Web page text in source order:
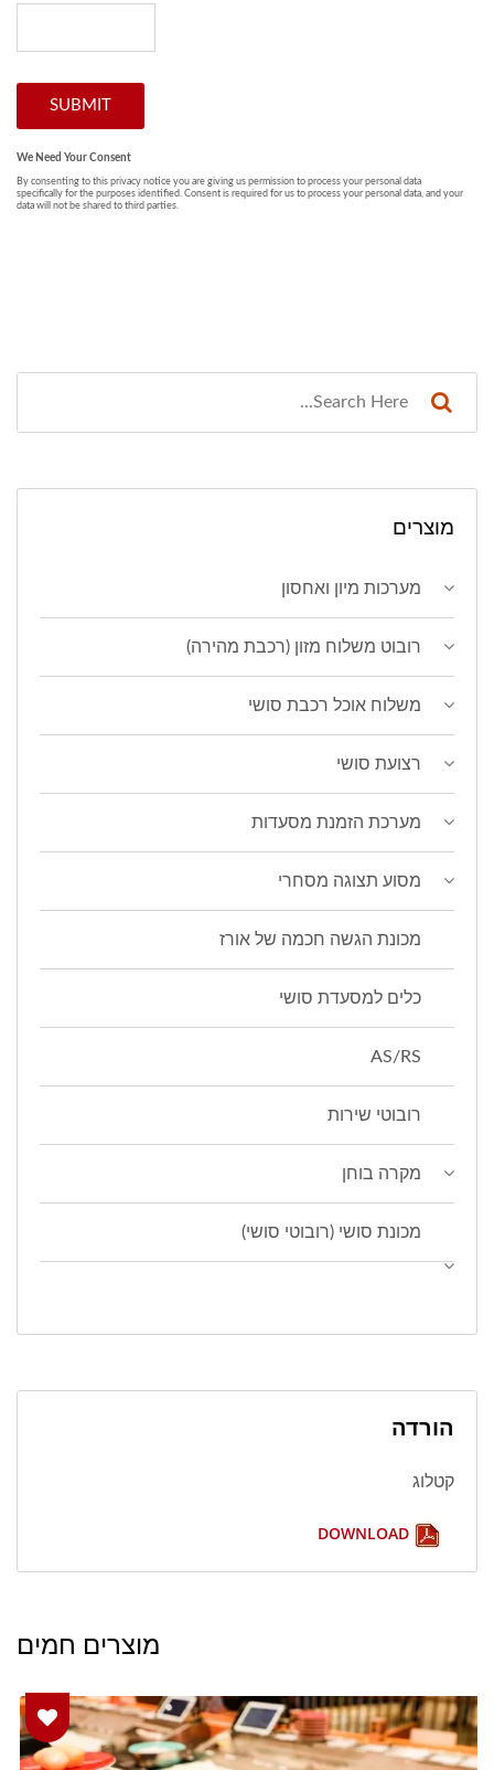
מוצרים
מערכות מיון ואחסון
רובוט משלוח מזון (רכבת מהירה)
משלוח אוכל רכבת סושי
רצועת סושי
מערכת הזמנת מסעדות
מסוע תצוגה מסחרי
מכונת הגשה חכמה של אורז
כלים למסעדת סושי
AS/RS
רובוטי שירות
מקרה בוחן
מכונת סושי (רובוטי סושי)
הורדה
קטלוג
מוצרים חמים